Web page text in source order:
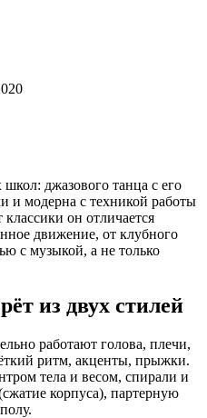
джазового танца с его
и модерна с техникой работы
он отличается
движение, от клубного
с музыкой, а не только
из двух стилей
работают голова, плечи,
ритм, акценты, прыжки.
тела и весом, спирали и
корпуса), партерную